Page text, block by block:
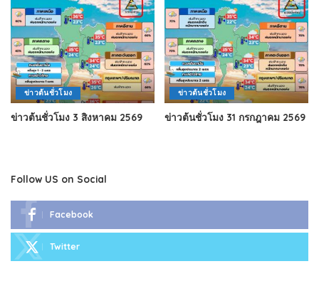
ข่าวต้นชั่วโมง
ข่าวต้นชั่วโมง 3 สิงหาคม 2569
ข่าวต้นชั่วโมง
ข่าวต้นชั่วโมง 31 กรกฎาคม 2569
Follow US on Social
Facebook
Twitter